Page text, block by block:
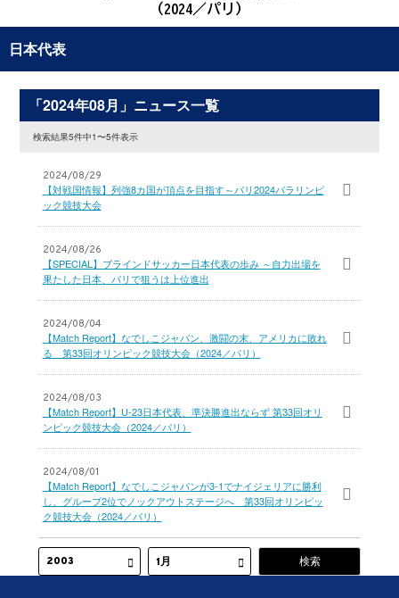
（2024／パリ）
日本代表
「2024年08月」ニュース一覧
検索結果5件中1〜5件表示
2024/08/29
【対戦国情報】列強8カ国が頂点を目指す～パリ2024パラリンピ
ック競技大会
2024/08/26
【SPECIAL】ブラインドサッカー日本代表の歩み ～自力出場を
果たした日本、パリで狙うは上位進出
2024/08/04
【Match Report】なでしこジャパン、激闘の末、アメリカに敗れ
る 第33回オリンピック競技大会（2024／パリ）
2024/08/03
【Match Report】U-23日本代表、準決勝進出ならず 第33回オリ
ンピック競技大会（2024／パリ）
2024/08/01
【Match Report】なでしこジャパンが3-1でナイジェリアに勝利
し、グループ2位でノックアウトステージへ 第33回オリンピッ
ク競技大会（2024／パリ）